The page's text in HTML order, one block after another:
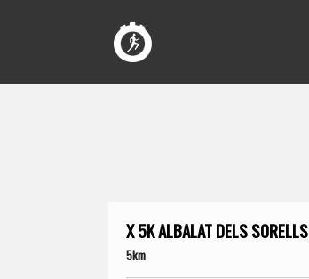
X 5K ALBALAT DELS SORELLS
5km